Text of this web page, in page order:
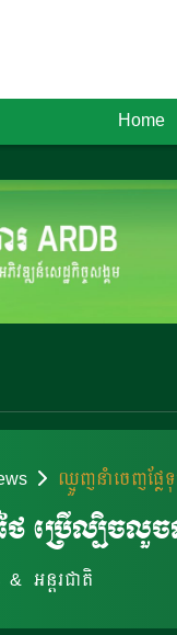
Home
ឈ្មួញ​នាំ​ចេញផ្លែ​
ថៃ ប្រើល្បិច
& អន្តរជាតិ